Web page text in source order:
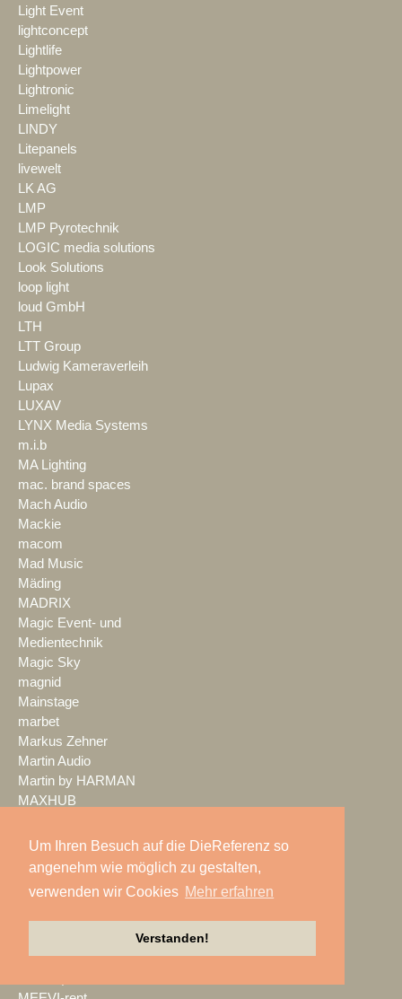
Um Ihren Besuch auf die DieReferenz so
angenehm wie möglich zu gestalten,
verwenden wir Cookies Mehr erfahren
Verstanden!
Light Event
lightconcept
Lightlife
Lightpower
Lightronic
Limelight
LINDY
Litepanels
livewelt
LK AG
LMP
LMP Pyrotechnik
LOGIC media solutions
Look Solutions
loop light
loud GmbH
LTH
LTT Group
Ludwig Kameraverleih
Lupax
LUXAV
LYNX Media Systems
m.i.b
MA Lighting
mac. brand spaces
Mach Audio
Mackie
macom
Mad Music
Mäding
MADRIX
Magic Event- und
Medientechnik
Magic Sky
magnid
Mainstage
marbet
Markus Zehner
Martin Audio
Martin by HARMAN
MAXHUB
MBN-PROLED
MDS PAtec
MEDIA IN RES
Media Resource Group
MEDIA SPECTRUM
Mediasystem